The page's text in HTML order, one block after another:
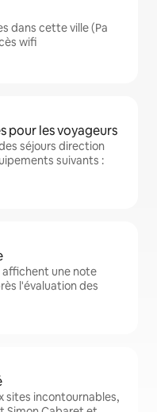
dans cette ville (Pa
wifi
pour les voyageurs
séjours direction
suivants :
affichent une note
l'évaluation des
sites incontournables,